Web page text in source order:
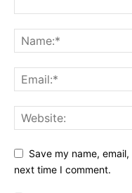
Save my name,
next time I comment.